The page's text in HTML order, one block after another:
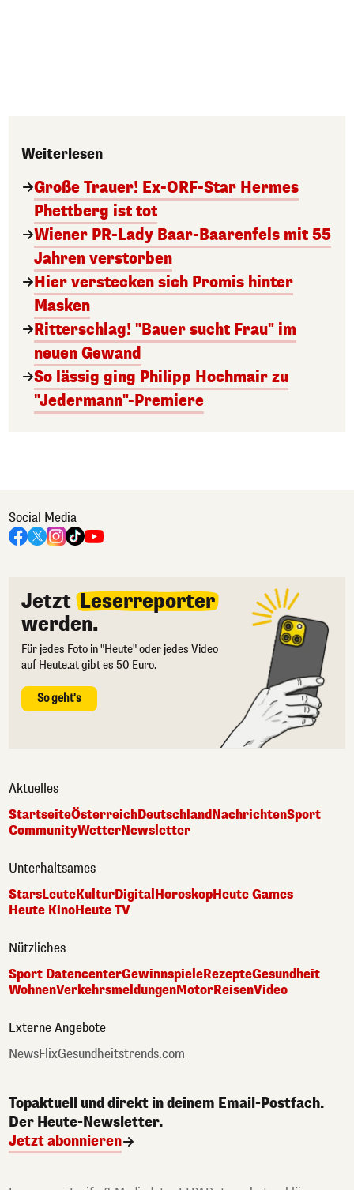
Weiterlesen
Große Trauer! Ex-ORF-Star Hermes
Phettberg ist tot
Wiener PR-Lady Baar-Baarenfels mit 55
Jahren verstorben
Hier verstecken sich Promis hinter
Masken
Ritterschlag! "Bauer sucht Frau" im
neuen Gewand
So lässig ging Philipp Hochmair zu
"Jedermann"-Premiere
Social Media
Jetzt Leserreporter
werden.
Für jedes Foto in "Heute" oder jedes Video
auf Heute.at gibt es 50 Euro.
So geht's
Aktuelles
StartseiteÖsterreichDeutschlandNachrichtenSport
CommunityWetterNewsletter
Unterhaltsames
StarsLeuteKulturDigital HoroskopHeute Games
Heute KinoHeute TV
Nützliches
Sport DatencenterGewinnspieleRezepteGesundheit
WohnenVerkehrsmeldungenMotorReisenVideo
Externe Angebote
NewsFlixGesundheitstrends.com
Topaktuell und direkt in deinem Email-Postfach.
Der Heute-Newsletter.
Jetzt abonnieren